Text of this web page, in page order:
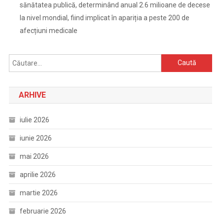
sănătatea publică, determinând anual 2.6 milioane de decese
la nivel mondial, fiind implicat în apariția a peste 200 de
afecțiuni medicale
Caută
după:
ARHIVE
iulie 2026
iunie 2026
mai 2026
aprilie 2026
martie 2026
februarie 2026